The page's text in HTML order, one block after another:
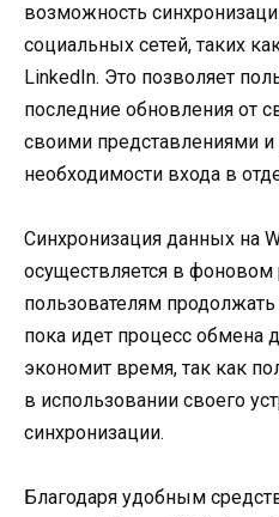
возможность
социальных сетей, таких
LinkedIn. Это позволяет
последние обновления от
своими представлениями
необходимости входа в
Синхронизация данных на
осуществляется в
пользователям продолжать
пока идет процесс обмена
экономит время, так как
в использовании своего
синхронизации.
Благодаря удобным